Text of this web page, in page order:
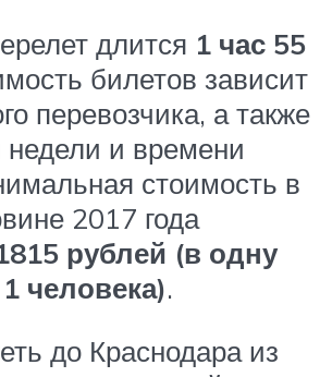
длится 1 час 55
билетов зависит
перевозчика, а также
недели и времени
стоимость в
2017 года
рублей (в одну
человека).
до Краснодара из